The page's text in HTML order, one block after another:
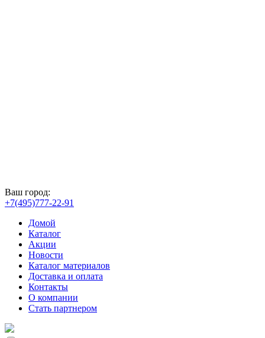
Ваш город:
+7(495)777-22-91
Домой
Каталог
Акции
Новости
Каталог материалов
Доставка и оплата
Контакты
О компании
Стать партнером